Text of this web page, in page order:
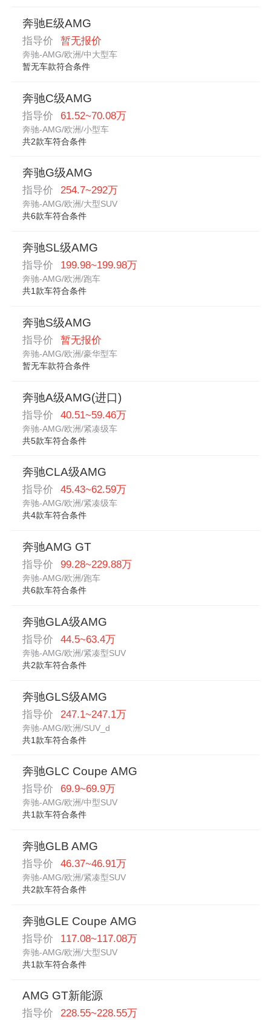
奔驰E级AMG
指导价 暂无报价
奔驰-AMG/欧洲/中大型车
暂无车款符合条件
奔驰C级AMG
指导价 61.52~70.08万
奔驰-AMG/欧洲/小型车
共2款车符合条件
奔驰G级AMG
指导价 254.7~292万
奔驰-AMG/欧洲/大型SUV
共6款车符合条件
奔驰SL级AMG
指导价 199.98~199.98万
奔驰-AMG/欧洲/跑车
共1款车符合条件
奔驰S级AMG
指导价 暂无报价
奔驰-AMG/欧洲/豪华型车
暂无车款符合条件
奔驰A级AMG(进口)
指导价 40.51~59.46万
奔驰-AMG/欧洲/紧凑级车
共5款车符合条件
奔驰CLA级AMG
指导价 45.43~62.59万
奔驰-AMG/欧洲/紧凑级车
共4款车符合条件
奔驰AMG GT
指导价 99.28~229.88万
奔驰-AMG/欧洲/跑车
共6款车符合条件
奔驰GLA级AMG
指导价 44.5~63.4万
奔驰-AMG/欧洲/紧凑型SUV
共2款车符合条件
奔驰GLS级AMG
指导价 247.1~247.1万
奔驰-AMG/欧洲/SUV_d
共1款车符合条件
奔驰GLC Coupe AMG
指导价 69.9~69.9万
奔驰-AMG/欧洲/中型SUV
共1款车符合条件
奔驰GLB AMG
指导价 46.37~46.91万
奔驰-AMG/欧洲/紧凑型SUV
共2款车符合条件
奔驰GLE Coupe AMG
指导价 117.08~117.08万
奔驰-AMG/欧洲/大型SUV
共1款车符合条件
AMG GT新能源
指导价 228.55~228.55万